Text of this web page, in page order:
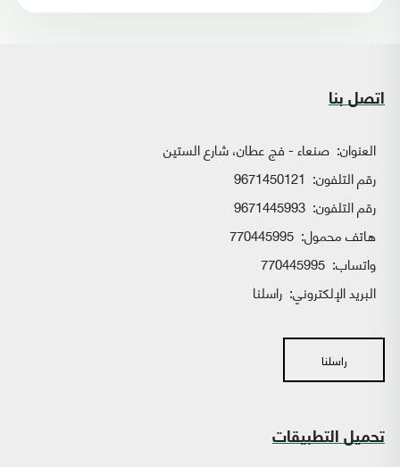
اتصل بنا
العنوان: صنعاء - فج عطان، شارع الستين
رقم التلفون: 9671450121
رقم التلفون: 9671445993
هاتف محمول: 770445995
واتساب:
البريد الإلكتروني: راسلنا
راسلنا
تحميل التطبيقات